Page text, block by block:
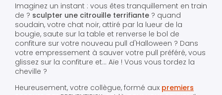
Imaginez un instant : vous êtes tranquillement en train
de ? sculpter une citrouille terrifiante ? quand
soudain, votre chat noir, attiré par la lueur de la
bougie, saute sur la table et renverse le bol de
confiture sur votre nouveau pull d'Halloween ? Dans
votre empressement à sauver votre pull préféré, vous
glissez sur la confiture et... Aïe ! Vous vous tordez la
cheville ?
Heureusement, votre collègue, formé aux premiers